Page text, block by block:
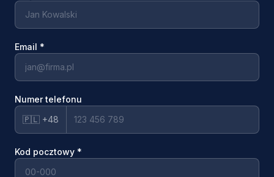
Email *
Numer telefonu
🇵🇱 +48
Kod pocztowy *